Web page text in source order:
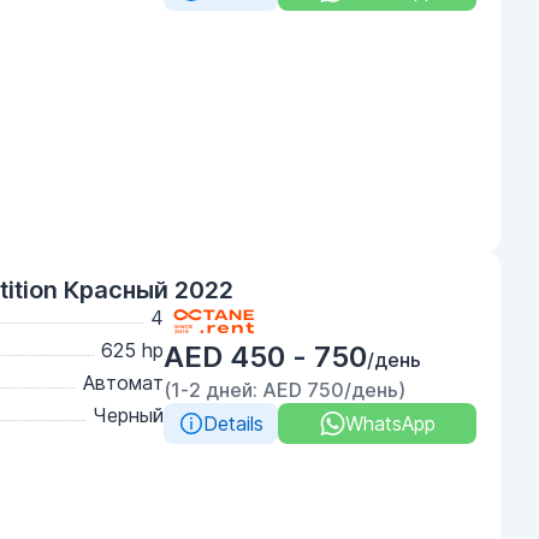
Красный 2022
4
625 hp
Автомат
Черный
AED 450 - 750/день
(1-2 дней: AED 750/день)
Details
WhatsApp